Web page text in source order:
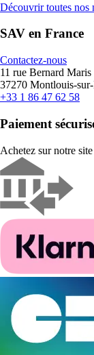
Découvrir toutes nos
SAV en France
Contactez-nous
11 rue Bernard Maris
37270 Montlouis-
+33 1 86 47 62 58
Paiement
Achetez sur notre